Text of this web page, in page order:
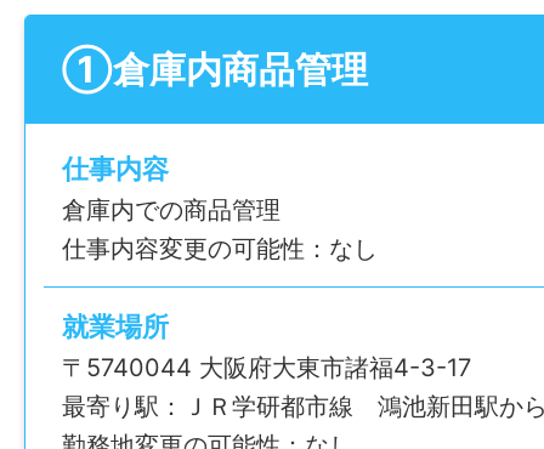
①倉庫内商品管理
仕事内容
倉庫内での商品管理
仕事内容変更の可能性：なし
就業場所
〒5740044 大阪府大東市諸福4-3-17
最寄り駅：ＪＲ学研都市線 鴻池新田駅か